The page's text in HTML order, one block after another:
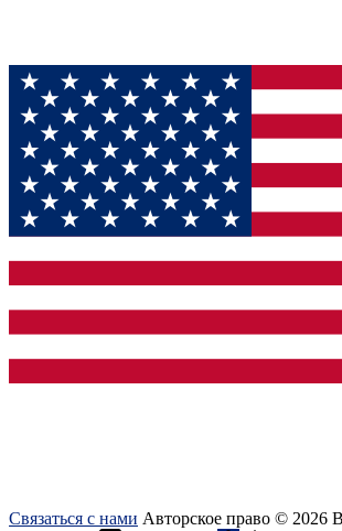
Связаться с нами Авторское право © 2026